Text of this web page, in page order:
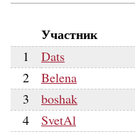
Участник
1
Dats
2
Belena
3
boshak
4
SvetAl